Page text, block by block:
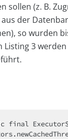
sollen (z. B.
aus der
so wurden
Listing 3
final